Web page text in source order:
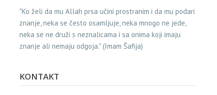
"Ko želi da mu Allah prsa učini prostranim i da mu podari
znanje, neka se često osamljuje, neka mnogo ne jede,
neka se ne druži s neznalicama i sa onima koji imaju
znanje ali nemaju odgoja." (Imam Šafija)
KONTAKT